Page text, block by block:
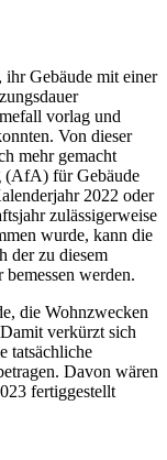
Gebäude mit einer
vorlag und
Von dieser
mehr gemacht
(AfA) für Gebäude
2022 oder
zulässigerweise
wurde, kann die
der zu diesem
werden.
die Wohnzwecken
verkürzt sich
tatsächliche
Davon wären
fertiggestellt